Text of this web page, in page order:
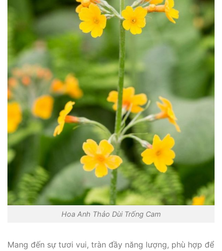
Hoa Anh Thảo Dùi Trống Cam
Mang đến sự tươi vui, tràn đầy năng lượng, phù hợp để